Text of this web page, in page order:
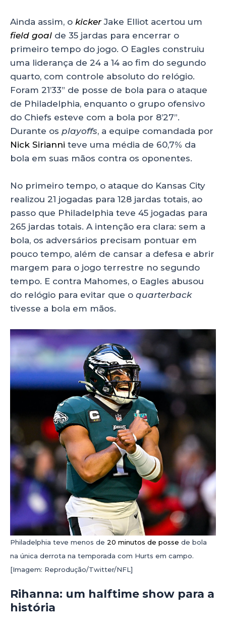
Ainda assim, o kicker Jake Elliot acertou um
field goal de 35 jardas para encerrar o
primeiro tempo do jogo. O Eagles construiu
uma liderança de 24 a 14 ao fim do segundo
quarto, com controle absoluto do relógio.
Foram 21’33” de posse de bola para o ataque
de Philadelphia, enquanto o grupo ofensivo
do Chiefs esteve com a bola por 8’27”.
Durante os playoffs, a equipe comandada por
Nick Sirianni teve uma média de 60,7% da
bola em suas mãos contra os oponentes.
No primeiro tempo, o ataque do Kansas City
realizou 21 jogadas para 128 jardas totais, ao
passo que Philadelphia teve 45 jogadas para
265 jardas totais. A intenção era clara: sem a
bola, os adversários precisam pontuar em
pouco tempo, além de cansar a defesa e abrir
margem para o jogo terrestre no segundo
tempo. E contra Mahomes, o Eagles abusou
do relógio para evitar que o quarterback
tivesse a bola em mãos.
Philadelphia teve menos de 20 minutos de posse de bola
na única derrota na temporada com Hurts em campo.
[Imagem: Reprodução/Twitter/NFL]
Rihanna: um halftime show para a
história